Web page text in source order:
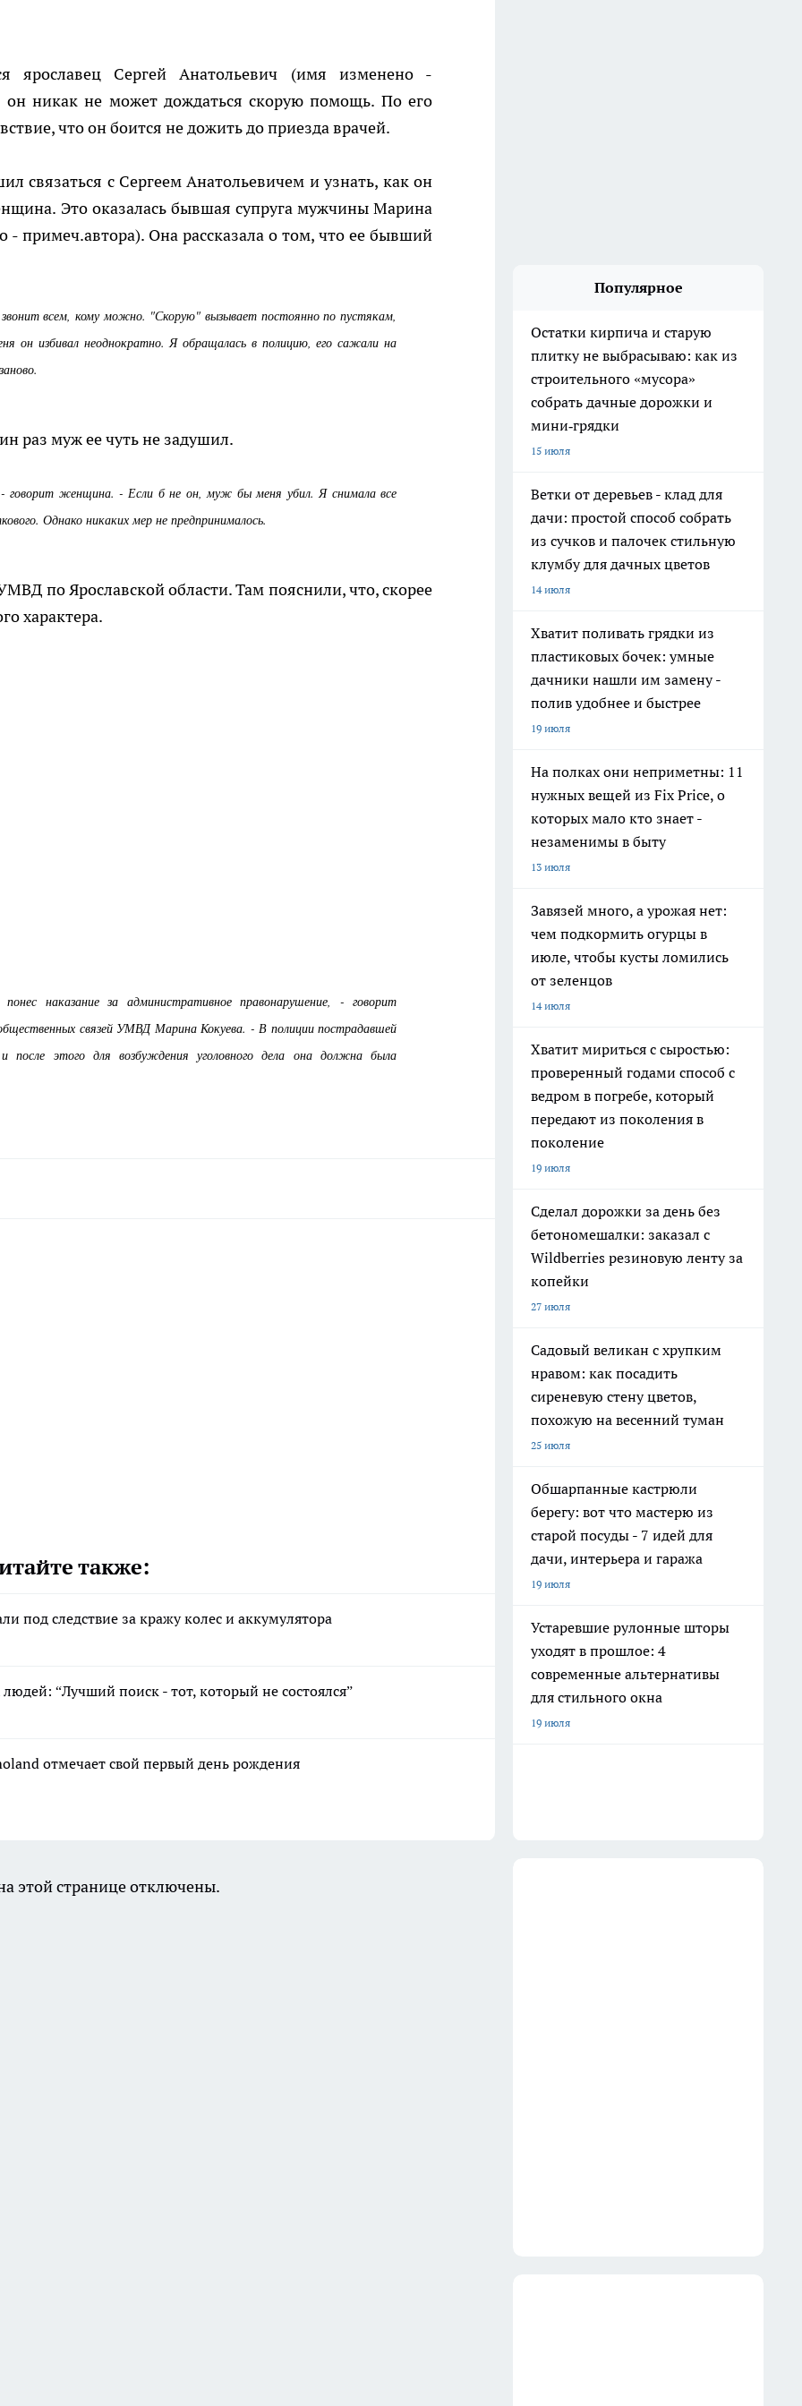
ярославец Сергей Анатольевич (имя изменено -
он никак не может дождаться скорую помощь. По его
что он боится не дожить до приезда врачей.
связаться с Сергеем Анатольевичем и узнать, как он
Это оказалась бывшая супруга мужчины Марина
- примеч.автора). Она рассказала о том, что ее бывший
всем, кому можно. "Скорую" вызывает постоянно по пустякам,
избивал неоднократно. Я обращалась в полицию, его сажали на
раз муж ее чуть не задушил.
говорит женщина. - Если б не он, муж бы меня убил. Я снимала все
Однако никаких мер не предпринималось.
по Ярославской области. Там пояснили, что, скорее
характера.
наказание за административное правонарушение, - говорит
связей УМВД Марина Кокуева. - В полиции пострадавшей
после этого для возбуждения уголовного дела она должна была
также:
под следствие за кражу колес и аккумулятора
“Лучший поиск - тот, который не состоялся”
отмечает свой первый день рождения
Популярное
Остатки кирпича и старую
плитку не выбрасываю: как из
строительного «мусора»
собрать дачные дорожки и
мини‑грядки
15 июля
Ветки от деревьев - клад для
дачи: простой способ собрать
из сучков и палочек стильную
клумбу для дачных цветов
14 июля
Хватит поливать грядки из
пластиковых бочек: умные
дачники нашли им замену -
полив удобнее и быстрее
19 июля
На полках они неприметны: 11
нужных вещей из Fix Price, о
которых мало кто знает -
незаменимы в быту
13 июля
Завязей много, а урожая нет:
чем подкормить огурцы в
июле, чтобы кусты ломились
от зеленцов
14 июля
Хватит мириться с сыростью:
проверенный годами способ с
ведром в погребе, который
передают из поколения в
поколение
19 июля
Сделал дорожки за день без
бетономешалки: заказал с
Wildberries резиновую ленту за
копейки
27 июля
Садовый великан с хрупким
нравом: как посадить
сиреневую стену цветов,
похожую на весенний туман
25 июля
Обшарпанные кастрюли
берегу: вот что мастерю из
старой посуды - 7 идей для
дачи, интерьера и гаража
19 июля
Устаревшие рулонные шторы
уходят в прошлое: 4
современные альтернативы
для стильного окна
19 июля
этой странице отключены.